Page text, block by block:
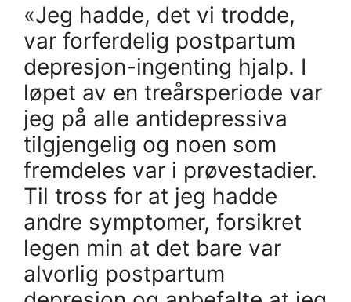
«Jeg hadde, det vi trodde,
var forferdelig postpartum
depresjon-ingenting hjalp. I
løpet av en treårsperiode var
jeg på alle antidepressiva
tilgjengelig og noen som
fremdeles var i prøvestadier.
Til tross for at jeg hadde
andre symptomer, forsikret
legen min at det bare var
alvorlig postpartum